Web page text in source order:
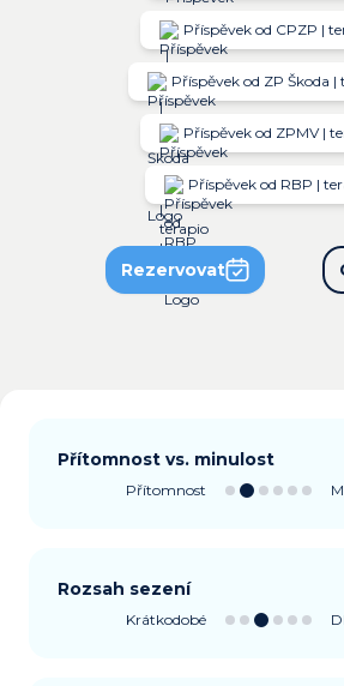
Příspěvek od CPZP |
Příspěvek od ZP Škoda |
Příspěvek od ZPMV |
Příspěvek od RBP |
Rezervovat
Přítomnost vs. minulost
Přítomnost
Rozsah sezení
Krátkodobé